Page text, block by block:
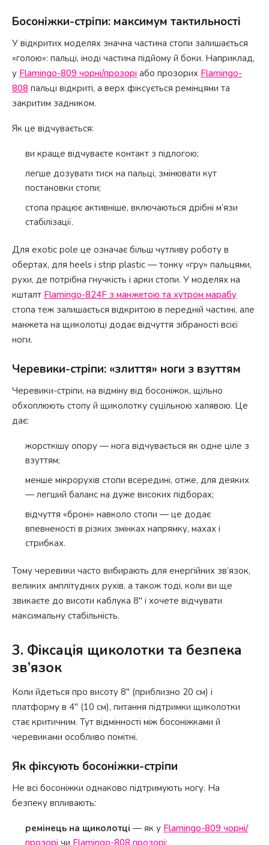
Босоніжки-стріпи: максимум тактильності
У відкритих моделях значна частина стопи залишається
«голою»: пальці, іноді частина підйому й боки. Наприклад,
у Flamingo-809 чорні/прозорі або прозорих Flamingo-
808 пальці відкриті, а верх фіксується ремінцями та
закритим задником.
Як це відчувається:
ви краще відчуваєте контакт з підлогою;
легше дозувати тиск на пальці, змінювати кут
постановки стопи;
стопа працює активніше, включаються дрібні м’язи
стабілізації.
Для exotic pole це означає більш чутливу роботу в
обертах, для heels і strip plastic — тонку «гру» пальцями,
рухи, де потрібна гнучкість і арки стопи. У моделях на
кшталт Flamingo-824F з манжетою та хутром марабу
стопа теж залишається відкритою в передній частині, але
манжета на щиколотці додає відчуття зібраності всієї
ноги.
Черевики-стріпи: «злиття» ноги з взуттям
Черевики-стріпи, на відміну від босоніжок, щільно
обхоплюють стопу й щиколотку суцільною халявою. Це
дає:
жорсткішу опору — нога відчувається як одне ціле з
взуттям;
менше мікрорухів стопи всередині, отже, для деяких
— легший баланс на дуже високих підборах;
відчуття «броні» навколо стопи — це додає
впевненості в різких змінках напрямку, махах і
стрибках.
Тому черевики часто вибирають для енергійних зв’язок,
великих амплітудних рухів, а також тоді, коли ви ще
звикаєте до висоти каблука 8" і хочете відчувати
максимальну стабільність.
3. Фіксація щиколотки та безпека
зв’язок
Коли йдеться про висоту 8" (приблизно 20 см) і
платформу в 4" (10 см), питання підтримки щиколотки
стає критичним. Тут відмінності між босоніжками й
черевиками особливо помітні.
Як фіксують босоніжки-стріпи
Не всі босоніжки однаково підтримують ногу. На
безпеку впливають:
ремінець на щиколотці — як у Flamingo-809 чорні/
прозорі чи Flamingo-808 прозорі;